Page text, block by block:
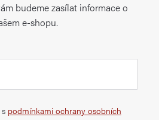
budeme zasílat informace o
e-shopu.
podmínkami ochrany osobních